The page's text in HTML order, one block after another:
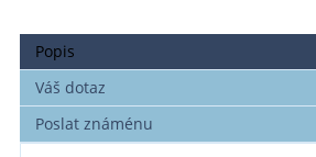
Popis
Váš dotaz
Poslat známénu